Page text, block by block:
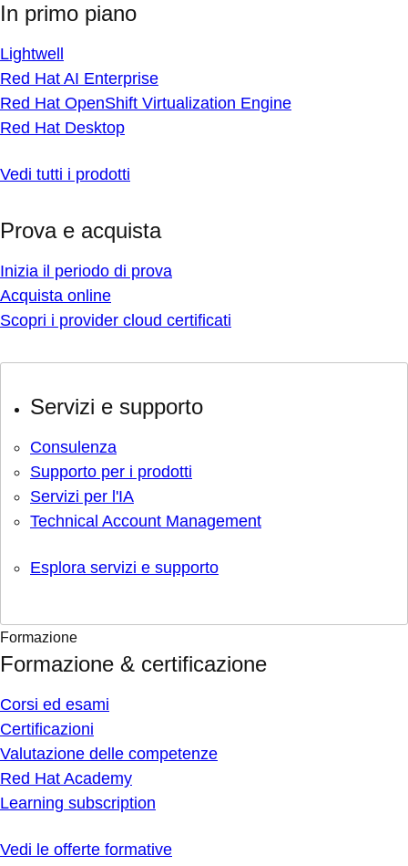
In primo piano
Lightwell
Red Hat AI Enterprise
Red Hat OpenShift Virtualization Engine
Red Hat Desktop
Vedi tutti i prodotti
Prova e acquista
Inizia il periodo di prova
Acquista online
Scopri i provider cloud certificati
Servizi e supporto
Consulenza
Supporto per i prodotti
Servizi per l'IA
Technical Account Management
Esplora servizi e supporto
Formazione
Formazione & certificazione
Corsi ed esami
Certificazioni
Valutazione delle competenze
Red Hat Academy
Learning subscription
Vedi le offerte formative